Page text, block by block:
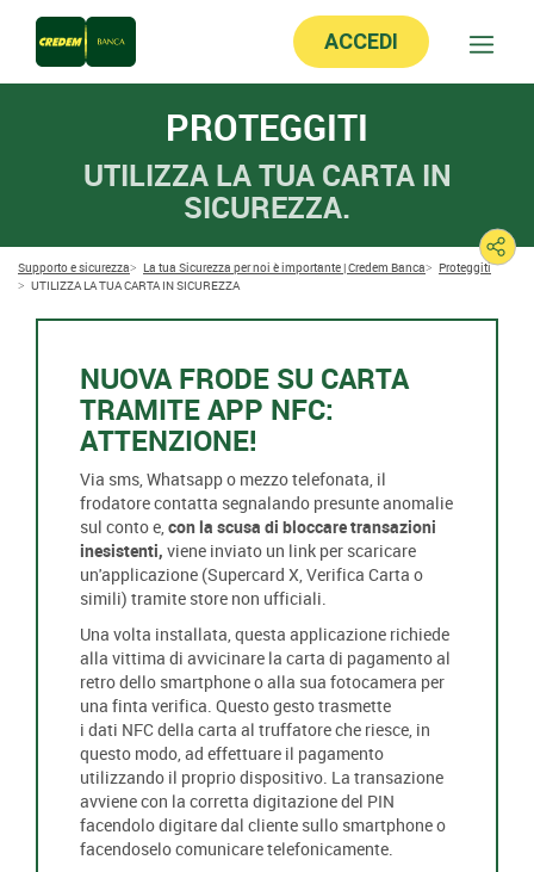
ACCEDI
PROTEGGITI
UTILIZZA LA TUA CARTA IN
SICUREZZA.
Supporto e sicurezza La tua Sicurezza per noi è importante | Credem Banca
Proteggiti
UTILIZZA LA TUA CARTA IN SICUREZZA
NUOVA FRODE SU CARTA
TRAMITE APP NFC:
ATTENZIONE!
Via sms, Whatsapp o mezzo telefonata, il
frodatore contatta segnalando presunte anomalie
sul conto e,con la scusa di bloccare transazioni
inesistenti, viene inviato un link per scaricare
un'applicazione (Supercard X, Verifica Carta o
simili) tramite store non ufficiali.
Una volta installata, questa applicazione richiede
alla vittima di avvicinare la carta di pagamento al
retro dello smartphone o alla sua fotocamera per
una finta verifica. Questo gesto trasmette
i dati NFC della carta al truffatore che riesce, in
questo modo, ad effettuare il pagamento
utilizzando il proprio dispositivo. La transazione
avviene con la corretta digitazione del PIN
facendolo digitare dal cliente sullo smartphone o
facendoselo comunicare telefonicamente.